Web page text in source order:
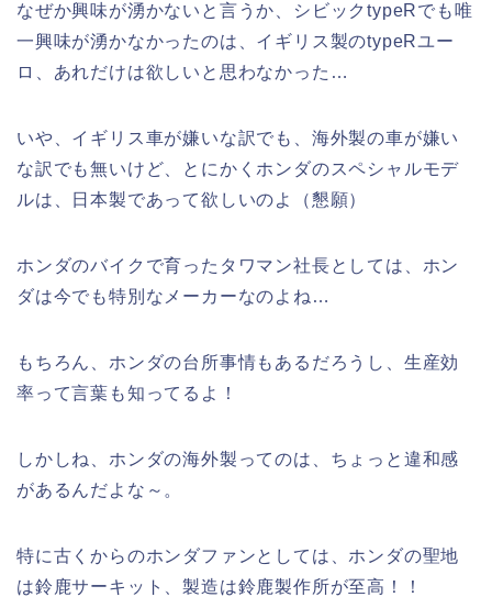
なぜか興味が湧かないと言うか、シビックtypeRでも唯
一興味が湧かなかったのは、イギリス製のtypeRユー
ロ、あれだけは欲しいと思わなかった…
いや、イギリス車が嫌いな訳でも、海外製の車が嫌い
な訳でも無いけど、とにかくホンダのスペシャルモデ
ルは、日本製であって欲しいのよ（懇願）
ホンダのバイクで育ったタワマン社長としては、ホン
ダは今でも特別なメーカーなのよね…
もちろん、ホンダの台所事情もあるだろうし、生産効
率って言葉も知ってるよ！
しかしね、ホンダの海外製ってのは、ちょっと違和感
があるんだよな～。
特に古くからのホンダファンとしては、ホンダの聖地
は鈴鹿サーキット、製造は鈴鹿製作所が至高！！